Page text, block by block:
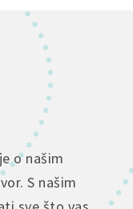
o našim
S našim